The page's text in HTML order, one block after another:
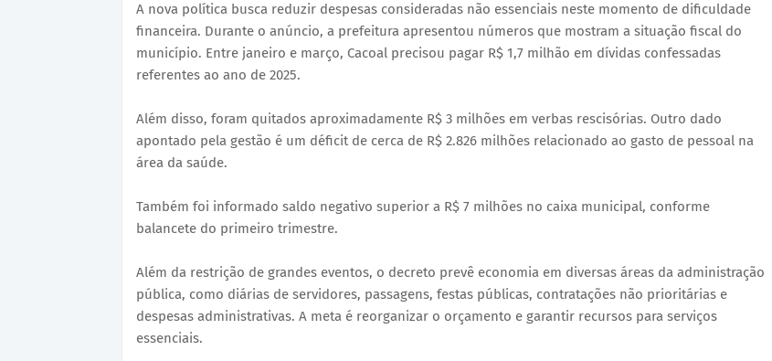
A nova política busca reduzir despesas consideradas não essenciais neste momento de dificuldade
financeira. Durante o anúncio, a prefeitura apresentou números que mostram a situação fiscal do
município. Entre janeiro e março, Cacoal precisou pagar R$ 1,7 milhão em dívidas confessadas
referentes ao ano de 2025.
Além disso, foram quitados aproximadamente R$ 3 milhões em verbas rescisórias. Outro dado
apontado pela gestão é um déficit de cerca de R$ 2.826 milhões relacionado ao gasto de pessoal na
área da saúde.
Também foi informado saldo negativo superior a R$ 7 milhões no caixa municipal, conforme
balancete do primeiro trimestre.
Além da restrição de grandes eventos, o decreto prevê economia em diversas áreas da administração
pública, como diárias de servidores, passagens, festas públicas, contratações não prioritárias e
despesas administrativas. A meta é reorganizar o orçamento e garantir recursos para serviços
essenciais.